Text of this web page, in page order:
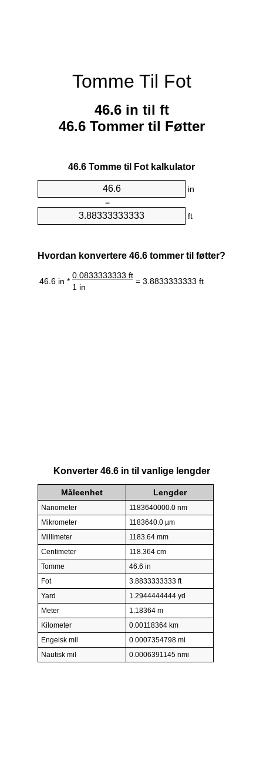
Tomme Til Fot
46.6 in til ft
46.6 Tommer til Føtter
46.6 Tomme til Fot kalkulator
in
=
ft
Hvordan konvertere 46.6 tommer til føtter?
46.6 in *
0.0833333333 ft
= 3.8833333333 ft
1 in
Konverter 46.6 in til vanlige lengder
Måleenhet Lengder
Nanometer
1183640000.0 nm
Mikrometer
1183640.0 µm
Millimeter
1183.64 mm
Centimeter
118.364 cm
Tomme
46.6 in
Fot
3.8833333333 ft
Yard
1.2944444444 yd
Meter
1.18364 m
Kilometer
0.00118364 km
Engelsk mil
0.0007354798 mi
Nautisk mil
0.0006391145 nmi